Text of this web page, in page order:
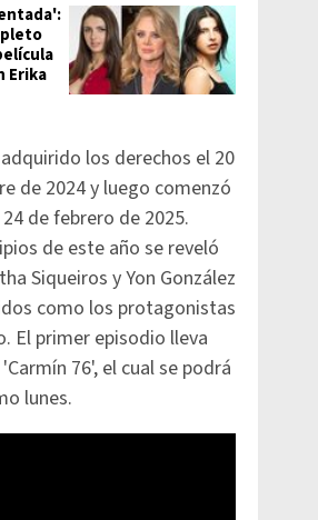
Erika
los derechos el 20
de 2024 y luego comenzó
de febrero de 2025.
de este año se reveló
Siqueiros y Yon González
como los protagonistas
El primer episodio lleva
76', el cual se podrá
lunes.